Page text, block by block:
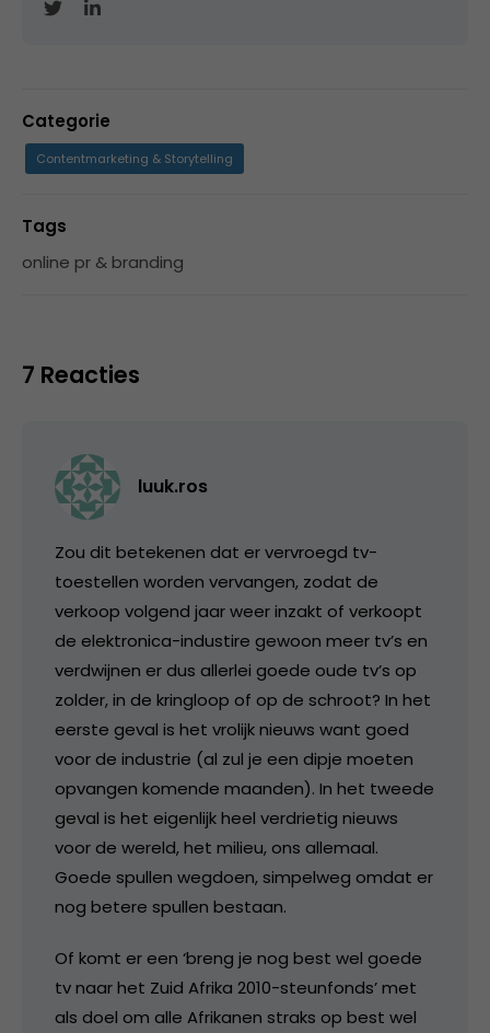
Categorie
Contentmarketing & Storytelling
Tags
online pr & branding
7 Reacties
luuk.ros
Zou dit betekenen dat er vervroegd tv-
toestellen worden vervangen, zodat de
verkoop volgend jaar weer inzakt of verkoopt
de elektronica-industire gewoon meer tv’s en
verdwijnen er dus allerlei goede oude tv’s op
zolder, in de kringloop of op de schroot? In het
eerste geval is het vrolijk nieuws want goed
voor de industrie (al zul je een dipje moeten
opvangen komende maanden). In het tweede
geval is het eigenlijk heel verdrietig nieuws
voor de wereld, het milieu, ons allemaal.
Goede spullen wegdoen, simpelweg omdat er
nog betere spullen bestaan.
Of komt er een ‘breng je nog best wel goede
tv naar het Zuid Afrika 2010-steunfonds’ met
als doel om alle Afrikanen straks op best wel